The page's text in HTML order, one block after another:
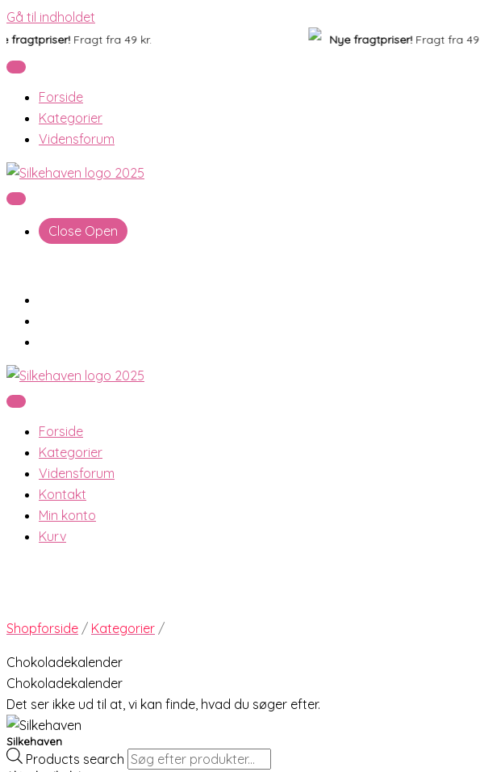
Gå til indholdet
Fragt fra 49 kr. Nye fragtpriser!Fragt fra 49 kr.
Forside
Kategorier
Vidensforum
Close Open
Forside
Kategorier
Vidensforum
Kontakt
Min konto
Kurv
Shopforside / Kategorier /
Chokoladekalender
Chokoladekalender
Det ser ikke ud til at, vi kan finde, hvad du søger efter.
Silkehaven
Products search